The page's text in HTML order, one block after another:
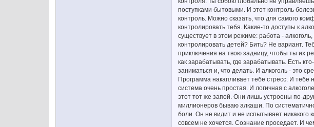
поступками бытовыми. И этот контроль
контроль. Можно сказать, что для самого
контролировать тебя. Какие-то доступы к
существует в этом режиме: работа -
контролировать детей? Бить? Не вариант.
приключения на твою задницу, чтобы ты их
как зарабатывать, где зарабатывать. Есть
заниматься и, что делать. И алкоголь - это
Программа накапливает тебе стресс. И тебе
система очень простая. И логичная с
этот тот же запой. Они лишь устроены по-
миллионеров бываю алкаши. По
боли. Он не видит и не испытывает никакого
совсем не хочется. Сознание проседает. И